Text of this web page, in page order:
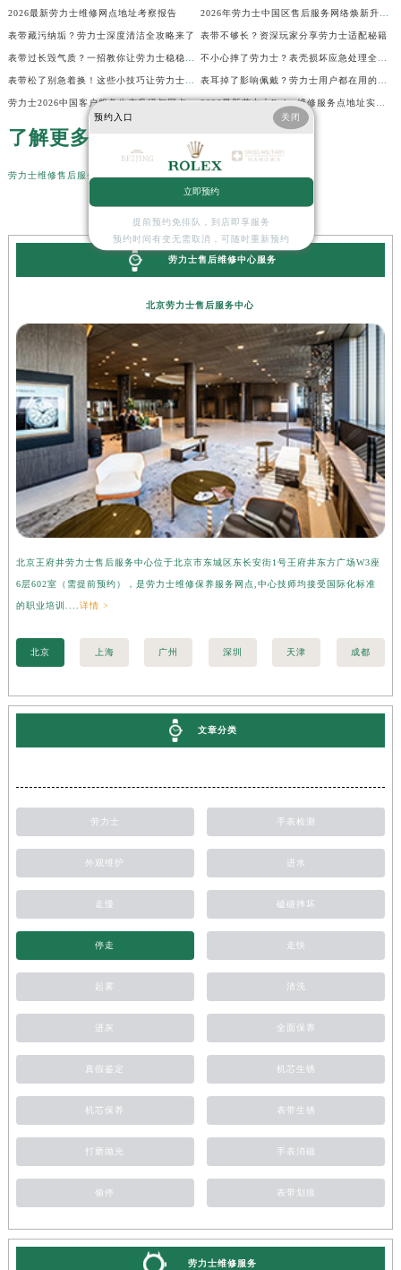
2026最新劳力士维修网点地址考察报告 2026年劳力士中国区售后服务网络焕新升级公告（最新电话及地址）
表带藏污纳垢？劳力士深度清洁全攻略来了 表带不够长？资深玩家分享劳力士适配秘籍
表带过长毁气质？一招教你让劳力士稳稳贴腕 不小心摔了劳力士？表壳损坏应急处理全指南
表带松了别急着换！这些小技巧让劳力士贴合如新 表耳掉了影响佩戴？劳力士用户都在用的修复技巧
劳力士2026中国客户服务生态升级与网点更新公告（最新电话及地址） 2026最新劳力士Rolex维修服务点地址实地探访报告
了解更多
劳力士维修售后服务中心点
劳力士售后维修中心服务
北京劳力士售后服务中心
北京王府井劳力士售后服务中心位于北京市东城区东长安街1号王府井东方广场W3座
6层602室（需提前预约），是劳力士维修保养服务网点,中心技师均接受国际化标准
的职业培训....详情 >
北京 上海 广州 深圳 天津 成都
文章分类
劳力士 手表检测
外观维护 进水
走慢 磕碰摔坏
停走 走快
起雾 清洗
进灰 全面保养
真假鉴定 机芯生锈
机芯保养 表带生锈
打磨抛光 手表消磁
偷停 表带划痕
劳力士维修服务
预约入口 关闭
立即预约
提前预约免排队，到店即享服务
预约时间有变无需取消，可随时重新预约